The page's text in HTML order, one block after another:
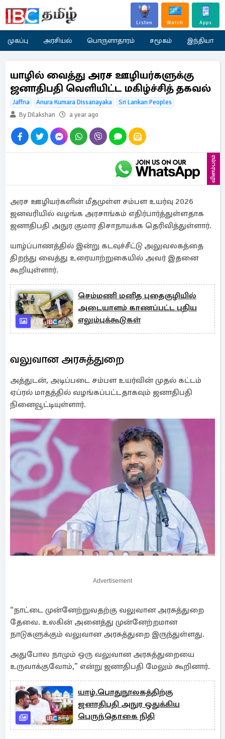
Listen Watch Apps
முகப்பு அரசியல் பொருளாதாரம் சமூகம் இந்தியா
யாழில் வைத்து அரச ஊழியர்களுக்கு
ஜனாதிபதி வெளியிட்ட மகிழ்ச்சித் தகவல்
Jaffna Anura Kumara Dissanayaka
Sri Lankan Peoples
By Dilakshan
a year ago
விளம்பரம்
அரச ஊழியர்களின் மீதமுள்ள சம்பள உயர்வு 2026
ஜனவரியில் வழங்க அரசாங்கம் எதிர்பார்த்துள்ளதாக
ஜனாதிபதி அநுர குமார திசாநாயக்க தெரிவித்துள்ளார்.
யாழ்ப்பாணத்தில் இன்று கடவுச்சீட்டு அலுவலகத்தை
திறந்து வைத்து உரையாற்றுகையில் அவர் இதனை
கூறியுள்ளார்.
செம்மணி மனித புதைகுழியில்
அடையாளம் காணப்பட்ட புதிய
எலும்புக்கூடுகள்
வலுவான அரசுத்துறை
அத்துடன், அடிப்படை சம்பள உயர்வின் முதல் கட்டம்
ஏப்ரல் மாதத்தில் வழங்கப்பட்டதாகவும் ஜனாதிபதி
நினைவூட்டியுள்ளார்.
Advertisement
“நாட்டை முன்னேற்றுவதற்கு வலுவான அரசுத்துறை
தேவை. உலகின் அனைத்து முன்னேற்றமான
நாடுகளுக்கும் வலுவான அரசுத்துறை இருந்துள்ளது.
அதுபோல நாமும் ஒரு வலுவான அரசுத்துறையை
உருவாக்குவோம்,” என்று ஜனாதிபதி மேலும் கூறினார்.
யாழ்.பொதுநூலகத்திற்கு
ஜனாதிபதி அநுர ஒதுக்கிய
பெருந்தொகை நிதி